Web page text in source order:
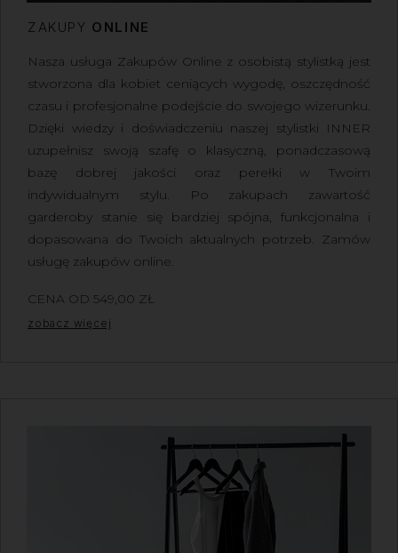
ZAKUPY ONLINE
Nasza usługa Zakupów Online z osobistą stylistką jest
stworzona dla kobiet ceniących wygodę, oszczędność
czasu i profesjonalne podejście do swojego wizerunku.
Dzięki wiedzy i doświadczeniu naszej stylistki INNER
uzupełnisz swoją szafę o klasyczną, ponadczasową
bazę dobrej jakości oraz perełki w Twoim
indywidualnym stylu.
Po zakupach zawartość
garderoby stanie się bardziej spójna, funkcjonalna i
dopasowana do Twoich aktualnych potrzeb. Zamów
usługę zakupów online.
CENA OD 549,00 ZŁ
zobacz więcej